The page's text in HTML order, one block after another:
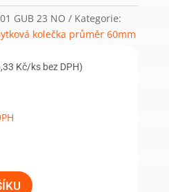
GUB 23 NO
Kategorie:
kolečka průměr 60mm
Kč/ks bez DPH)